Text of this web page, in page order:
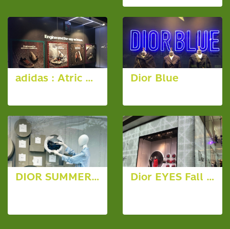
adidas : Atric May 2018 Dior Blue
DIOR SUMMER 2026 Dior EYES Fall Esprit Dior 2016